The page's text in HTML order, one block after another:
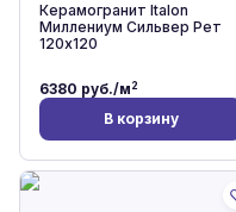
Керамогранит Italon
Миллениум Сильвер Рет
120x120
6380 руб./м2
В корзину